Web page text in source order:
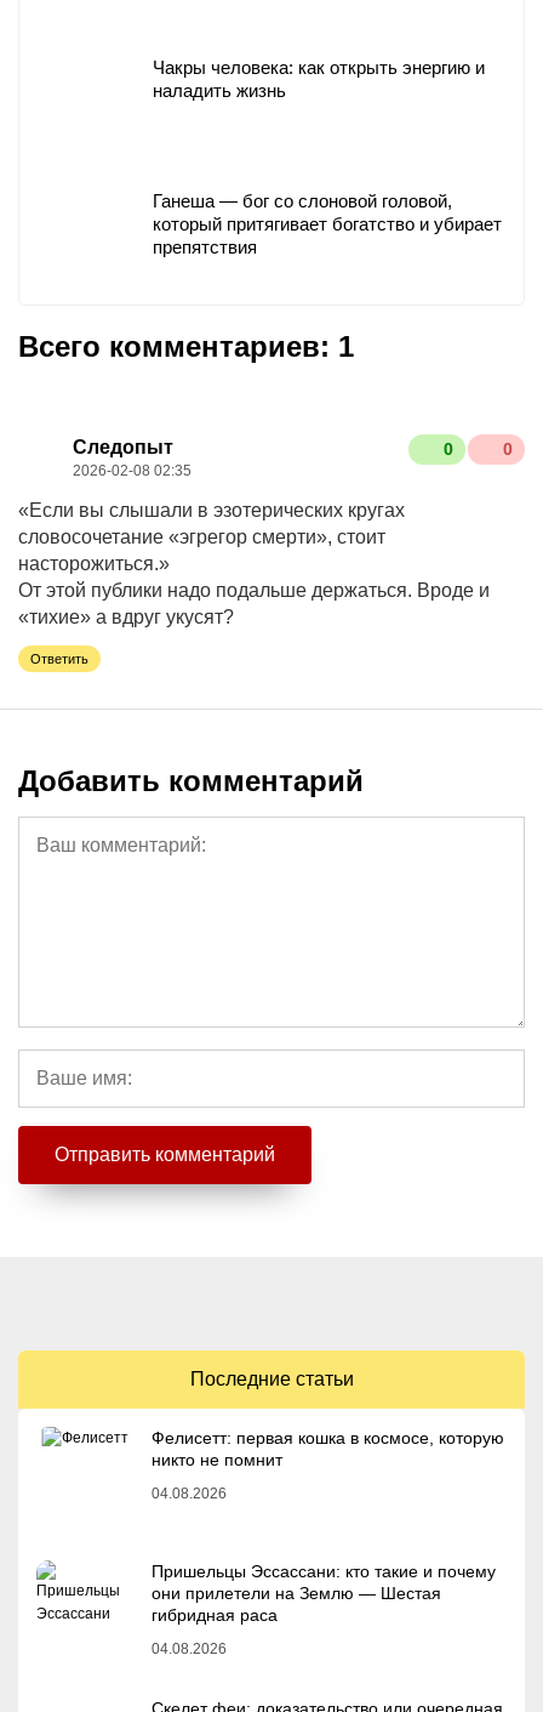
Чакры человека: как открыть энергию и
наладить жизнь
Ганеша — бог со слоновой головой,
который притягивает богатство и убирает
препятствия
Всего комментариев: 1
Следопыт
2026-02-08 02:35
«Если вы слышали в эзотерических кругах
словосочетание «эгрегор смерти», стоит
насторожиться.»
От этой публики надо подальше держаться. Вроде и
«тихие» а вдруг укусят?
0 0
Ответить
Добавить комментарий
Последние статьи
Фелисетт: первая кошка в космосе, которую
никто не помнит
04.08.2026
Пришельцы Эссассани: кто такие и почему
они прилетели на Землю — Шестая
гибридная раса
04.08.2026